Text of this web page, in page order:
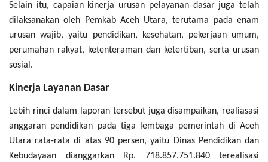
Selain itu, capaian kinerja urusan pelayanan dasar juga telah
dilaksanakan oleh Pemkab Aceh Utara, terutama pada enam
urusan wajib, yaitu pendidikan, kesehatan, pekerjaan umum,
perumahan rakyat, ketenteraman dan ketertiban, serta urusan
sosial.
Kinerja Layanan Dasar
Lebih rinci dalam laporan tersebut juga disampaikan, realiasasi
anggaran pendidikan pada tiga lembaga pemerintah di Aceh
Utara rata-rata di atas 90 persen, yaitu Dinas Pendidikan dan
Kebudayaan dianggarkan Rp. 718.857.751.840 terealisasi